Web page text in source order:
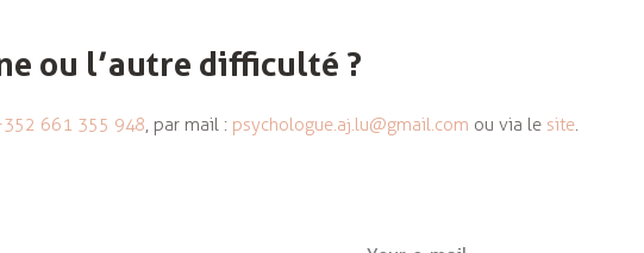
ou l’autre difficulté ?
661 355 948, par mail : psychologue.aj.lu@gmail.com ou via le site.